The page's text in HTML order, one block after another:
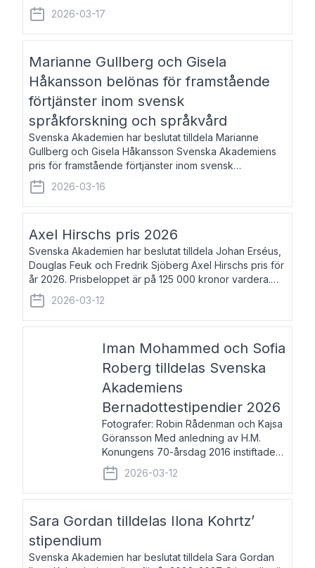
projektledare inom marknadsföring och författare och
utkom i fjol med boken Syndabocken.
2026-03-17
Marianne Gullberg och Gisela
Håkansson belönas för framstående
förtjänster inom svensk
språkforskning och språkvård
Svenska Akademien har beslutat tilldela Marianne
Gullberg och Gisela Håkansson Svenska Akademiens
pris för framstående förtjänster inom svensk
språkforskning och språkvård till minne av Carl Gabriel
och Karin Forsberg för år 2026. Prissumma
2026-03-16
Axel Hirschs pris 2026
Svenska Akademien har beslutat tilldela Johan Erséus,
Douglas Feuk och Fredrik Sjöberg Axel Hirschs pris för
år 2026. Prisbeloppet är på 125 000 kronor vardera.
Johan Erséus, född 1959, är fackboksförfattare och
journalist med mångårigt för
2026-03-12
Iman Mohammed och Sofia
Roberg tilldelas Svenska
Akademiens
Bernadottestipendier 2026
Fotografer: Robin Rådenman och Kajsa
Göransson Med anledning av H.M.
Konungens 70-årsdag 2016 instiftade
fem av de kungliga akademierna det så
kallade Bernadotteprogrammet med
syfte att genom stipendier erbjuda stöd
2026-03-12
Sara Gordan tilldelas Ilona Kohrtz’
stipendium
Svenska Akademien har beslutat tilldela Sara Gordan